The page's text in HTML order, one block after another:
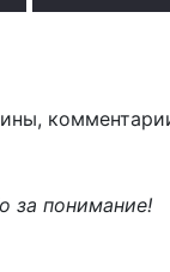
за понимание!